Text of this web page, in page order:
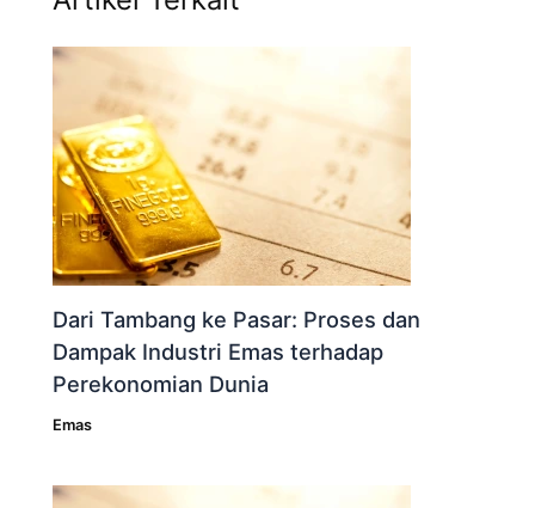
Dari Tambang ke Pasar: Proses dan
Dampak Industri Emas terhadap
Perekonomian Dunia
Emas